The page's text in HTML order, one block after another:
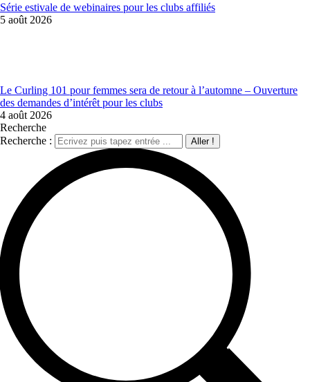
Série estivale de webinaires pour les clubs affiliés
5 août 2026
Le Curling 101 pour femmes sera de retour à l’automne – Ouverture
des demandes d’intérêt pour les clubs
4 août 2026
Recherche
Recherche :